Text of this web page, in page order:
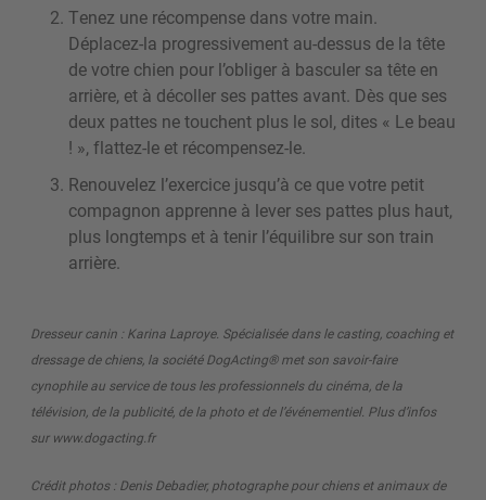
Tenez une récompense dans votre main.
Déplacez-la progressivement au-dessus de la tête
de votre chien pour l’obliger à basculer sa tête en
arrière, et à décoller ses pattes avant. Dès que ses
deux pattes ne touchent plus le sol, dites « Le beau
! », flattez-le et récompensez-le.
Renouvelez l’exercice jusqu’à ce que votre petit
compagnon apprenne à lever ses pattes plus haut,
plus longtemps et à tenir l’équilibre sur son train
arrière.
Dresseur canin : Karina Laproye. Spécialisée dans le casting, coaching et
dressage de chiens, la société DogActing® met son savoir-faire
cynophile au service de tous les professionnels du cinéma, de la
télévision, de la publicité, de la photo et de l’événementiel. Plus d’infos
sur www.dogacting.fr
Crédit photos : Denis Debadier, photographe pour chiens et animaux de